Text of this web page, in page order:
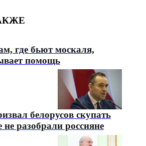
где бьют москаля,
помощь
белорусов скупать
не разобрали россияне